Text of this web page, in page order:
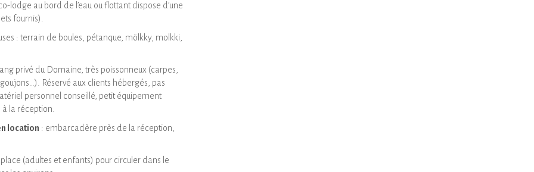
lodge au bord de l’eau ou flottant dispose d’une
fournis).
: terrain de boules, pétanque, mölkky, molkki,
privé du Domaine, très poissonneux (carpes,
Réservé aux clients hébergés, pas
personnel conseillé, petit équipement
la réception.
location : embarcadère près de la réception,
(adultes et enfants) pour circuler dans le